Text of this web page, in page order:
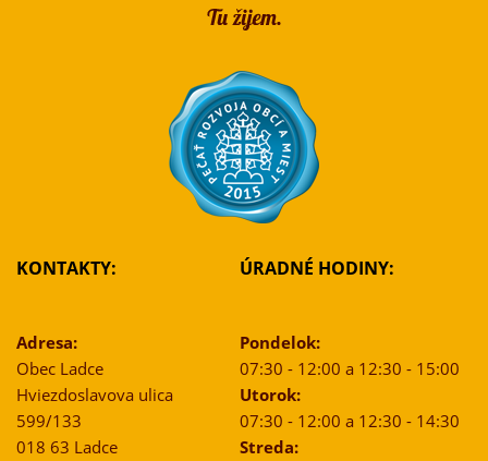
KONTAKTY:
Adresa:
Obec Ladce
Hviezdoslavova ulica
599/133
018 63 Ladce
ÚRADNÉ HODINY:
Pondelok:
07:30 - 12:00 a 12:30 - 15:00
Utorok:
07:30 - 12:00 a 12:30 - 14:30
Streda: